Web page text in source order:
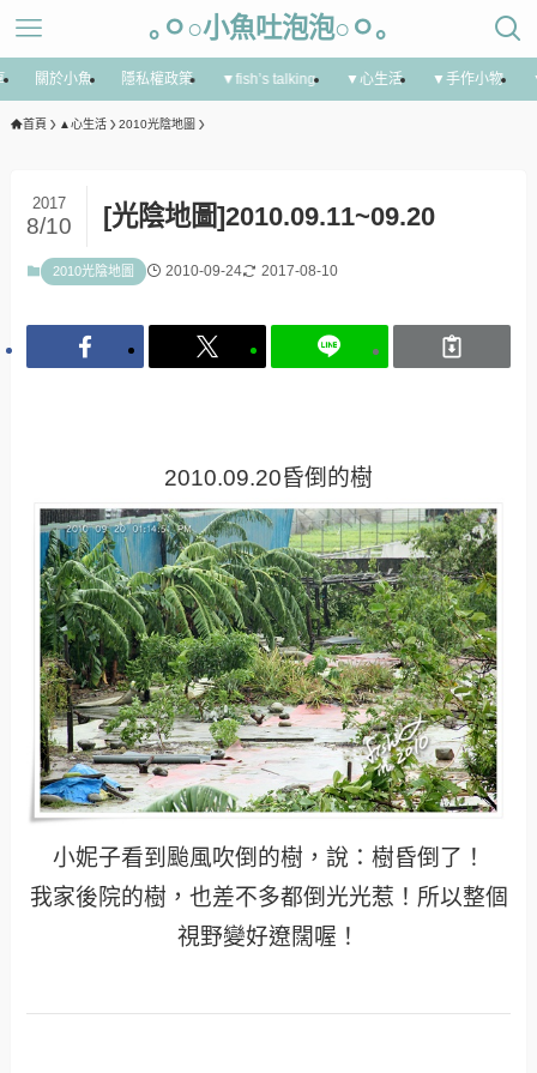
｡ㅇ○小魚吐泡泡○ㅇ｡
關於小魚 隱私權政策 ▼fish’s talking ▼心生活 ▼手作小物
首頁 ▲心生活 2010光陰地圖
[光陰地圖]2010.09.11~09.20
2017
8/10
2010光陰地圖 2010-09-24 2017-08-10
2010.09.20昏倒的樹
小妮子看到颱風吹倒的樹，說：樹昏倒了！
我家後院的樹，也差不多都倒光光惹！所以整個
視野變好遼闊喔！